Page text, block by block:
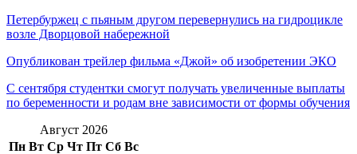
Петербуржец с пьяным другом перевернулись на гидроцикле
возле Дворцовой набережной
Опубликован трейлер фильма «Джой» об изобретении ЭКО
С сентября студентки смогут получать увеличенные выплаты
по беременности и родам вне зависимости от формы обучения
Август 2026
Пн Вт Ср Чт Пт Сб Вс